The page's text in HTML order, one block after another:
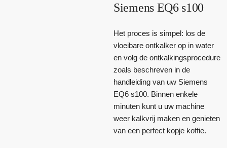
Siemens EQ6 s100
Het proces is simpel: los de
vloeibare ontkalker op in water
en volg de ontkalkingsprocedure
zoals beschreven in de
handleiding van uw Siemens
EQ6 s100. Binnen enkele
minuten kunt u uw machine
weer kalkvrij maken en genieten
van een perfect kopje koffie.